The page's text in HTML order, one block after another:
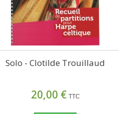
Solo - Clotilde Trouillaud
20,00 € TTC